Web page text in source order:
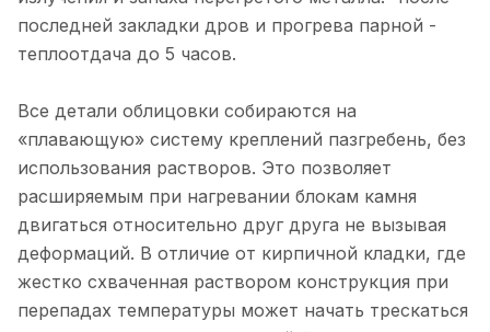
последней закладки дров и прогрева парной -
теплоотдача до 5 часов.
Все детали облицовки собираются на
«плавающую» систему креплений пазгребень, без
использования растворов. Это позволяет
расширяемым при нагревании блокам камня
двигаться относительно друг друга не вызывая
деформаций. В отличие от кирпичной кладки, где
жестко схваченная раствором конструкция при
перепадах температуры может начать трескаться